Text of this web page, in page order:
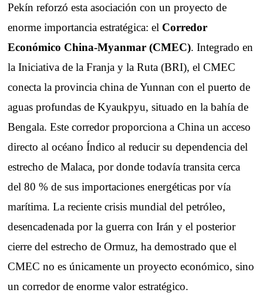
Pekín reforzó esta asociación con un proyecto de
enorme importancia estratégica: el Corredor
Económico China-Myanmar (CMEC). Integrado en
la Iniciativa de la Franja y la Ruta (BRI), el CMEC
conecta la provincia china de Yunnan con el puerto de
aguas profundas de Kyaukpyu, situado en la bahía de
Bengala. Este corredor proporciona a China un acceso
directo al océano Índico al reducir su dependencia del
estrecho de Malaca, por donde todavía transita cerca
del 80 % de sus importaciones energéticas por vía
marítima. La reciente crisis mundial del petróleo,
desencadenada por la guerra con Irán y el posterior
cierre del estrecho de Ormuz, ha demostrado que el
CMEC no es únicamente un proyecto económico, sino
un corredor de enorme valor estratégico.